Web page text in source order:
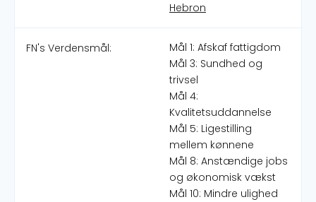
Hebron
FN's Verdensmål:
Mål 1: Afskaf fattigdom
Mål 3: Sundhed og
trivsel
Mål 4:
Kvalitetsuddannelse
Mål 5: Ligestilling
mellem kønnene
Mål 8: Anstændige jobs
og økonomisk vækst
Mål 10: Mindre ulighed